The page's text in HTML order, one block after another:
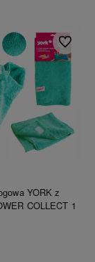
YORK z
COLLECT 1
Do